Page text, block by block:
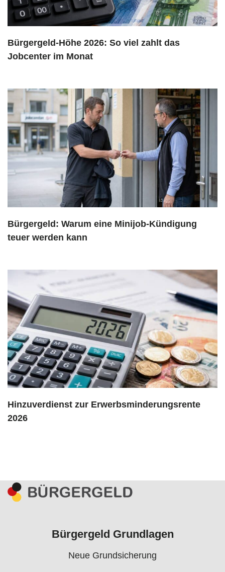
Bürgergeld-Höhe 2026: So viel zahlt das
Jobcenter im Monat
Bürgergeld: Warum eine Minijob-Kündigung
teuer werden kann
Hinzuverdienst zur Erwerbsminderungsrente
2026
Bürgergeld Grundlagen
Neue Grundsicherung